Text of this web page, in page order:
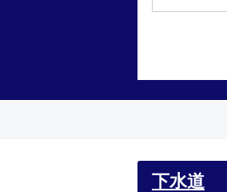
下水道